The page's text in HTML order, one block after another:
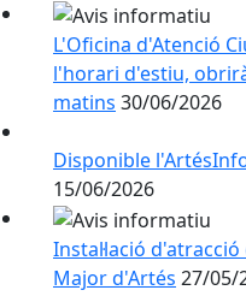
L'Oficina d'Atenció
l'horari d'estiu,
matins 30/06/2026
Disponible
15/06/2026
Instal·lació
Major d'Artés 27/05/